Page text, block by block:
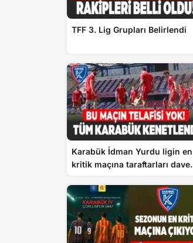
TFF 3. Lig Grupları Belirlendi
Karabük İdman Yurdu ligin en
kritik maçına taraftarları davet